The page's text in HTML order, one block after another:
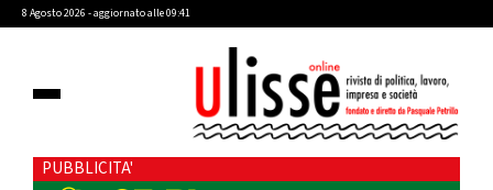
8 Agosto 2026 - aggiornato alle 09:41
PUBBLICITA'